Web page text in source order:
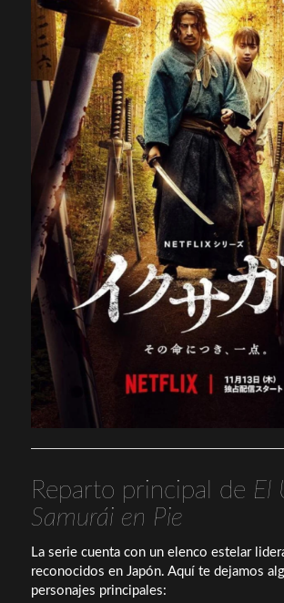
Reparto principal de El
Samurái en Pie
La serie cuenta con un elenco estelar
reconocidos en Japón. Aquí te dejamos
personajes principales: